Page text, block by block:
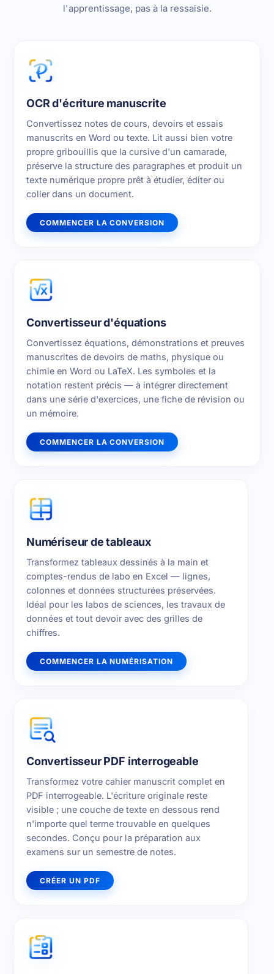
l'apprentissage, pas à la ressaisie.
OCR d'écriture manuscrite
Convertissez notes de cours, devoirs et essais
manuscrits en Word ou texte. Lit aussi bien votre
propre gribouillis que la cursive d'un camarade,
préserve la structure des paragraphes et produit un
texte numérique propre prêt à étudier, éditer ou
coller dans un document.
COMMENCER LA CONVERSION
Convertisseur d'équations
Convertissez équations, démonstrations et preuves
manuscrites de devoirs de maths, physique ou
chimie en Word ou LaTeX. Les symboles et la
notation restent précis — à intégrer directement
dans une série d'exercices, une fiche de révision ou
un mémoire.
COMMENCER LA CONVERSION
Numériseur de tableaux
Transformez tableaux dessinés à la main et
comptes-rendus de labo en Excel — lignes,
colonnes et données structurées préservées.
Idéal pour les labos de sciences, les travaux de
données et tout devoir avec des grilles de
chiffres.
COMMENCER LA NUMÉRISATION
Convertisseur PDF interrogeable
Transformez votre cahier manuscrit complet en
PDF interrogeable. L'écriture originale reste
visible ; une couche de texte en dessous rend
n'importe quel terme trouvable en quelques
secondes. Conçu pour la préparation aux
examens sur un semestre de notes.
CRÉER UN PDF